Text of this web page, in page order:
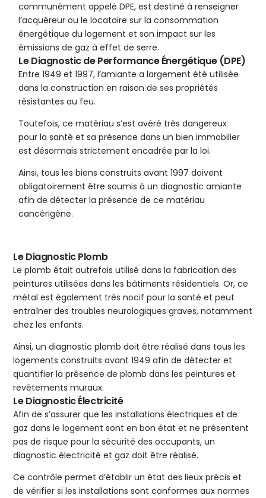
communément appelé DPE, est destiné à renseigner
l’acquéreur ou le locataire sur la consommation
énergétique du logement et son impact sur les
émissions de gaz à effet de serre.
Le Diagnostic de Performance Énergétique (DPE)
Entre 1949 et 1997, l’amiante a largement été utilisée
dans la construction en raison de ses propriétés
résistantes au feu.
Toutefois, ce matériau s’est avéré très dangereux
pour la santé et sa présence dans un bien immobilier
est désormais strictement encadrée par la loi.
Ainsi, tous les biens construits avant 1997 doivent
obligatoirement être soumis à un diagnostic amiante
afin de détecter la présence de ce matériau
cancérigène.
Le Diagnostic Plomb
Le plomb était autrefois utilisé dans la fabrication des
peintures utilisées dans les bâtiments résidentiels. Or, ce
métal est également très nocif pour la santé et peut
entraîner des troubles neurologiques graves, notamment
chez les enfants.
Ainsi, un diagnostic plomb doit être réalisé dans tous les
logements construits avant 1949 afin de détecter et
quantifier la présence de plomb dans les peintures et
revêtements muraux.
Le Diagnostic Électricité
Afin de s’assurer que les installations électriques et de
gaz dans le logement sont en bon état et ne présentent
pas de risque pour la sécurité des occupants, un
diagnostic électricité et gaz doit être réalisé.
Ce contrôle permet d’établir un état des lieux précis et
de vérifier si les installations sont conformes aux normes